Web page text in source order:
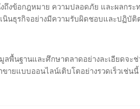
ถึงข้อกฎหมาย ความปลอดภัย และผลกระ
นินธุรกิจอย่างมีความรับผิดชอบและปฏิบั
พื้นฐานและศึกษาตลาดอย่างละเอียดจะ
ยแบบออนไลน์เติบโตอย่างรวดเร็วเช่นนี้